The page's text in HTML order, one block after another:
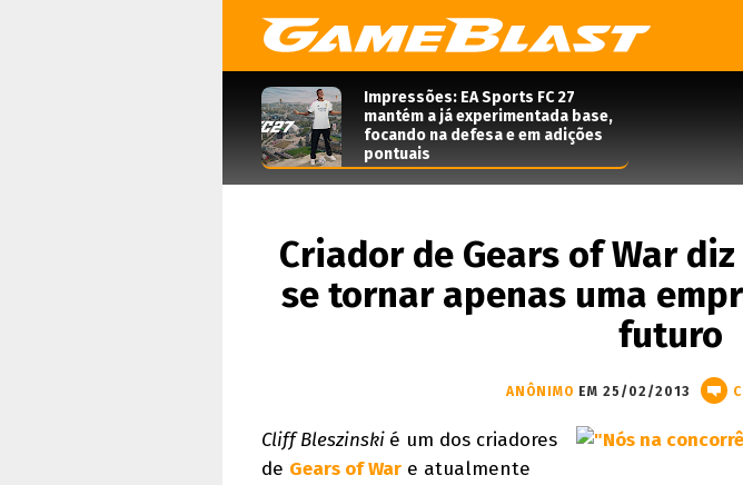
Impressões: EA Sports FC 27
mantém a já experimentada base,
focando na defesa e em adições
pontuais
Criador de Gears of War
se tornar apenas uma
futuro
ANÔNIMO EM 25/02/2013
Cliff Bleszinski é um dos criadores
de Gears of War e atualmente